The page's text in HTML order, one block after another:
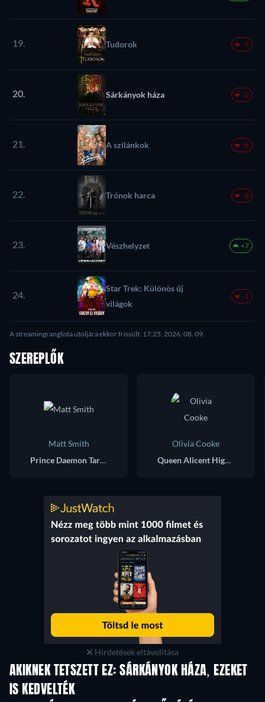
19. Tudorok -7
20. Sárkányok háza -2
21. A szilánkok -6
22. Trónok harca -2
23. Vészhelyzet +7
24.
Star Trek: Különös új
világok
-1
A streamingranglista utoljára ekkor frissült: 17:25, 2026. 08. 09.
SZEREPLŐK
Matt Smith
Prince Daemon Targaryen
Olivia Cooke
Queen Alicent Hightower
Hirdetések eltávolítása
AKIKNEK TETSZETT EZ: SÁRKÁNYOK HÁZA, EZEKET
IS KEDVELTÉK